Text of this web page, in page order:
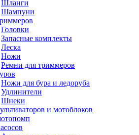
Шланги
Шампуни
Головки
Запасные комплекты
Леска
Ножи
Ремни для триммеров
Ножи для бура и ледоруба
Удлинители
Шнеки
и мотоблоков